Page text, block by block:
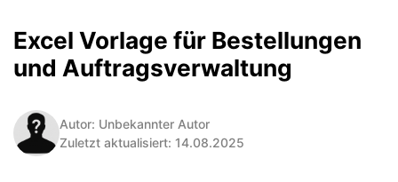
Excel Vorlage für Bestellungen
und Auftragsverwaltung
Autor: Unbekannter Autor
Zuletzt aktualisiert: 14.08.2025